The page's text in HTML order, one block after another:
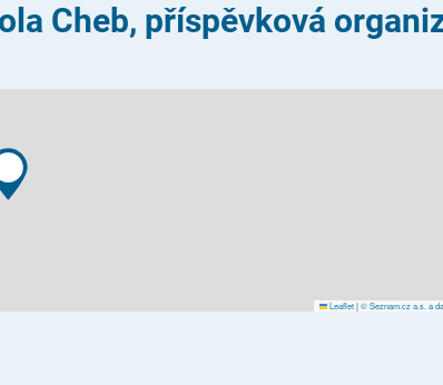
Cheb, příspěvková
Leaflet|© Seznam.cz a.s. a